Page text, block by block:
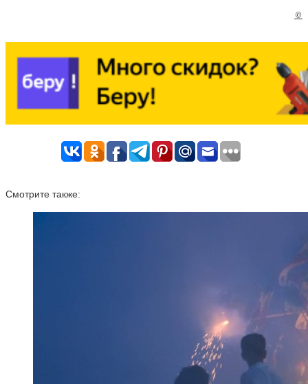
©
Смотрите также: